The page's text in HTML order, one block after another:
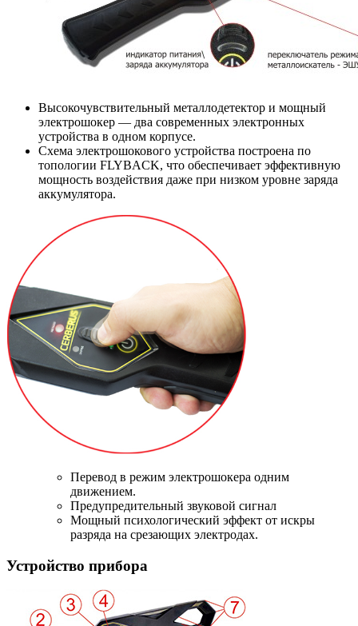
Высокочувствительный металлодетектор и мощный
электрошокер — два современных электронных
устройства в одном корпусе.
Схема электрошокового устройства построена по
топологии FLYBACK, что обеспечивает эффективную
мощность воздействия даже при низком уровне заряда
аккумулятора.
Перевод в режим электрошокера одним
движением.
Предупредительный звуковой сигнал
Мощный психологический эффект от искры
разряда на срезающих электродах.
Устройство прибора